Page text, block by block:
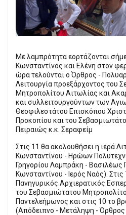
Με λαμπρότητα εορτάζονται
Κωνσταντίνος και Ελένη στον
ώρα τελούνται ο Όρθρος -
Λειτουργία προεξάρχοντος του
Μητροπολίτου Αιτωλίας και
και συλλειτουργούντων των
Θεοφιλεστάτου Επισκόπου
Προκοπίου και του
Πειραιώς κ.κ. Σεραφείµ
Στις 11 θα ακολουθήσει η ιερά
Κωνσταντίνου - Ηρώων
Γρηγορίου Λαµπράκη - Βασιλέως
Κωνσταντίνου - Ιερός Ναός).
Πανηγυρικός Αρχιερατικός
του Σεβασµιώτατου
Παντελεήµωνος και στις 10 το
(Απόδειπνο - Μετάληψη - Όρθρος